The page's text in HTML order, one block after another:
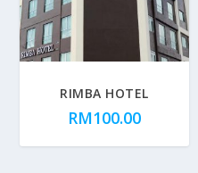
RIMBA HOTEL
RM100.00